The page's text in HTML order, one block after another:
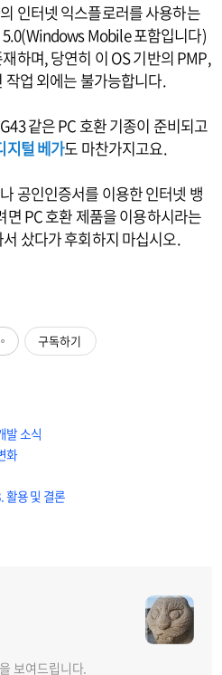
인터넷 익스플로러를 사용하는
Mobile 포함입니다)
하며, 당연히 이 OS 기반의 PMP,
작업 외에는 불가능합니다.
같은 PC 호환 기종이 준비되고
지털 베가도 마찬가지고요.
공인인증서를 이용한 인터넷 뱅
PC 호환 제품을 이용하시라는
샀다가 후회하지 마십시오.
구독하기
발 소식
화
활용 및 결론
보여드립니다.